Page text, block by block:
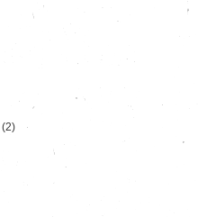
(2)